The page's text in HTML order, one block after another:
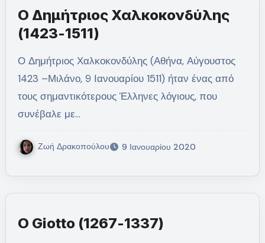
Ο Δημήτριος Χαλκοκονδύλης
(1423-1511)
Ο Δημήτριος Χαλκοκονδύλης (Αθήνα, Αύγουστος
1423 –Μιλάνο, 9 Ιανουαρίου 1511) ήταν ένας από
τους σημαντικότερους Έλληνες λόγιους, που
συνέβαλε με…
Ζωή Δρακοπούλου 9 Ιανουαρίου 2020
Ο Giotto (1267-1337)